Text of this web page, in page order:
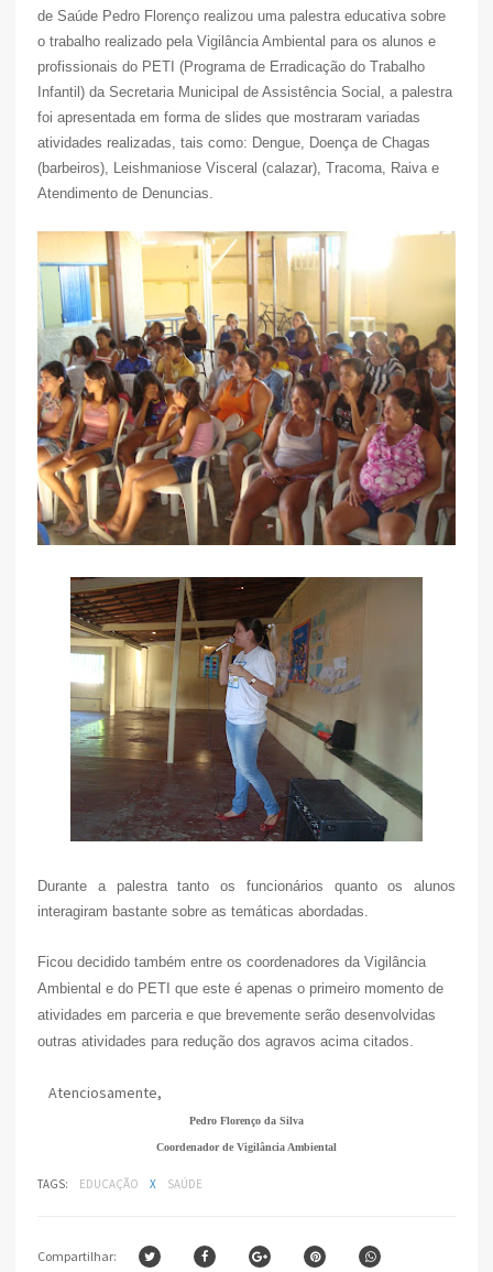
de Saúde Pedro Florenço realizou uma palestra educativa sobre
o trabalho realizado pela Vigilância Ambiental para os alunos e
profissionais do PETI (Programa de Erradicação do Trabalho
Infantil) da Secretaria Municipal de Assistência Social, a palestra
foi apresentada em forma de slides que mostraram variadas
atividades realizadas, tais como: Dengue, Doença de Chagas
(barbeiros), Leishmaniose Visceral (calazar), Tracoma, Raiva e
Atendimento de Denuncias.
Durante a palestra tanto os funcionários quanto os alunos
interagiram bastante sobre as temáticas abordadas.
Ficou decidido também entre os coordenadores da Vigilância
Ambiental e do PETI que este é apenas o primeiro momento de
atividades em parceria e que brevemente serão desenvolvidas
outras atividades para redução dos agravos acima citados.
Atenciosamente,
Pedro Florenço da Silva
Coordenador de Vigilância Ambiental
TAGS: EDUCAÇÃO X SAÚDE
Compartilhar: